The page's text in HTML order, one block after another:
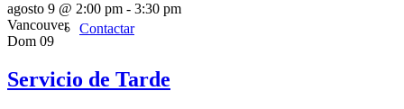
Contactar
agosto 9 @ 2:00 pm - 3:30 pm
Vancouver
Dom 09
Servicio de Tarde